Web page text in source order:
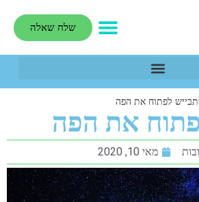
שלח שאלה
לפתוח את הפה
את הפה
מאי 10, 2020